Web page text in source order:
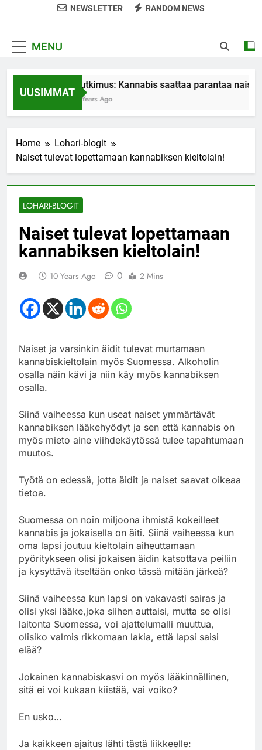
NEWSLETTER RANDOM NEWS
MENU
UUSIMMAT
Tutkimus: Kannabis saattaa parantaa
7 Years Ago
Home
Lohari-blogit
Naiset tulevat lopettamaan kannabiksen kieltolain!
LOHARI-BLOGIT
Naiset tulevat lopettamaan
kannabiksen kieltolain!
10 Years Ago 0 2 Mins
Naiset ja varsinkin äidit tulevat murtamaan
kannabiskieltolain myös Suomessa. Alkoholin
osalla näin kävi ja niin käy myös kannabiksen
osalla.
Siinä vaiheessa kun useat naiset ymmärtävät
kannabiksen lääkehyödyt ja sen että kannabis on
myös mieto aine viihdekäytössä tulee tapahtumaan
muutos.
Työtä on edessä, jotta äidit ja naiset saavat oikeaa
tietoa.
Suomessa on noin miljoona ihmistä kokeilleet
kannabis ja jokaisella on äiti. Siinä vaiheessa kun
oma lapsi joutuu kieltolain aiheuttamaan
pyöritykseen olisi jokaisen äidin katsottava peiliin
ja kysyttävä itseltään onko tässä mitään järkeä?
Siinä vaiheessa kun lapsi on vakavasti sairas ja
olisi yksi lääke,joka siihen auttaisi, mutta se olisi
laitonta Suomessa, voi ajattelumalli muuttua,
olisiko valmis rikkomaan lakia, että lapsi saisi
elää?
Jokainen kannabiskasvi on myös lääkinnällinen,
sitä ei voi kukaan kiistää, vai voiko?
En usko…
Ja kaikkeen ajaitus lähti tästä liikkeelle: